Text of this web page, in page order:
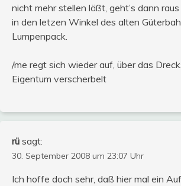
nicht mehr stellen läßt, geht’s dann
in den letzen Winkel des alten
Lumpenpack.
/me regt sich wieder auf, über das
Eigentum verscherbelt
rü sagt:
30. September 2008 um 23:07 Uhr
Ich hoffe doch sehr, daß hier mal ein